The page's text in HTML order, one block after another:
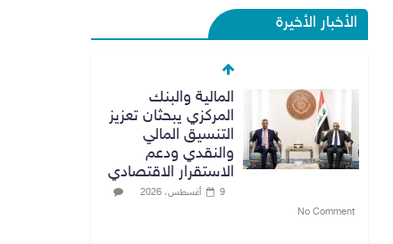
الأخبار الأخيرة
المالية والبنك
المركزي يبحثان تعزيز
التنسيق المالي
والنقدي ودعم
الاستقرار الاقتصادي
9 أغسطس، 2026
No Comment